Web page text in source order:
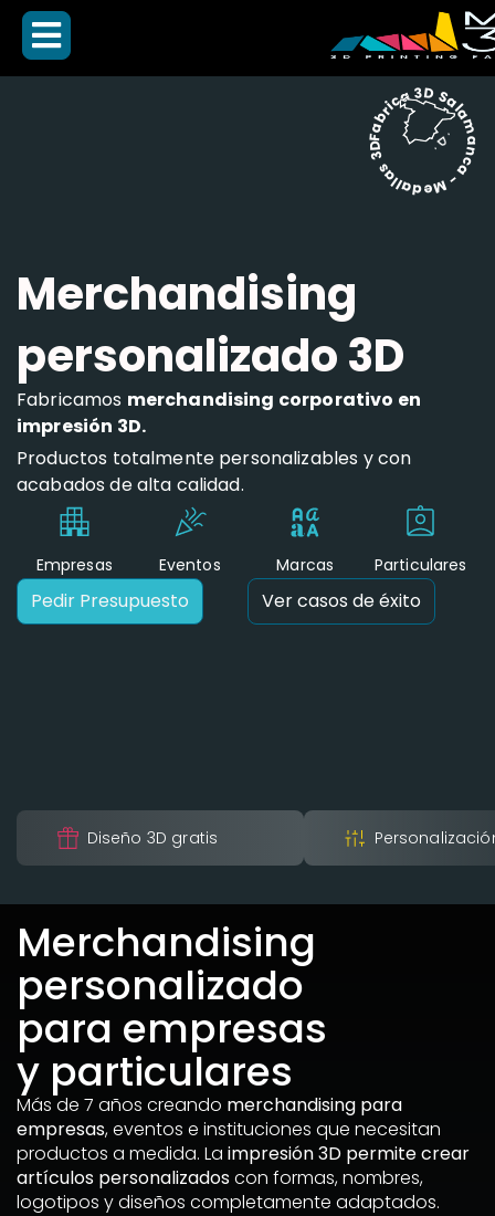
Fabrica 3D Salamanca - Medallas 3D -
Merchandising
personalizado 3D
Fabricamos merchandising corporativo en
impresión 3D.
Productos totalmente personalizables y con
acabados de alta calidad.
Empresas Eventos Marcas Particulares
Pedir Presupuesto Ver casos de éxito
Diseño 3D gratis
Merchandising
personalizado
para empresas
y particulares
Más de 7 años creando merchandising para
empresas, eventos e instituciones que necesitan
productos a medida. La impresión 3D permite crear
artículos personalizadoscon formas, nombres,
logotipos y diseños completamente adaptados.